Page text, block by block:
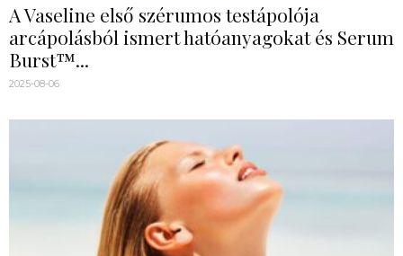
A Vaseline első szérumos testápolója
arcápolásból ismert hatóanyagokat és Serum
Burst™...
2025-08-06